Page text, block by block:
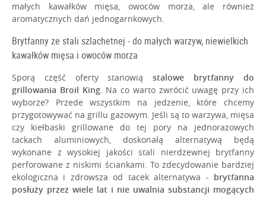
małych kawałków mięsa, owoców morza, ale również
aromatycznych dań jednogarnkowych.
Brytfanny ze stali szlachetnej - do małych warzyw, niewielkich
kawałków mięsa i owoców morza
Sporą część oferty stanowiąstalowe brytfanny do
grillowania Broil King. Na co warto zwrócić uwagę przy ich
wyborze? Przede wszystkim na jedzenie, które chcemy
przygotowywać na grillu gazowym. Jeśli są to warzywa, mięsa
czy kiełbaski grillowane do tej pory na jednorazowych
tackach aluminiowych, doskonałą alternatywą będą
wykonane z wysokiej jakości stali nierdzewnej brytfanny
perforowane z niskimi ściankami. To zdecydowanie bardziej
ekologiczna i zdrowsza od tacek alternatywa - brytfanna
posłuży przez wiele lat i nie uwalnia substancji mogących